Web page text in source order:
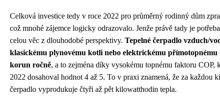
Celková investice tedy v roce 2022 pro průměrný rodinný dům
což mnohé zájemce logicky odrazovalo. Jenže právě tady je
celou věc z dlouhodobé perspektivy. Tepelné čerpadlo vzduch/
klasickému plynovému kotli nebo elektrickému
korun ročně, a to zejména díky vysokému topnému faktoru COP,
2022 dosahoval hodnot 4 až 5. To v praxi znamená, že za každou
čerpadlo vyprodukuje čtyři až pět kilowatthodin tepla.